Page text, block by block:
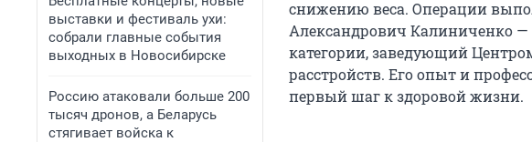
выставки и фестиваль ухи:
собрали главные события
выходных в Новосибирске
Россию атаковали больше 200
тысяч дронов, а Беларусь
стягивает войска к
снижению веса. Операции
Александрович Калиниченко
категории, заведующий
расстройств. Его опыт и
первый шаг к здоровой жизни.